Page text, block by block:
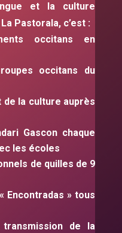
et la culture
Pastorala, c’est :
occitans en
occitans du
la culture auprès
Gascon chaque
les écoles
de quilles de 9
Encontradas » tous
de la